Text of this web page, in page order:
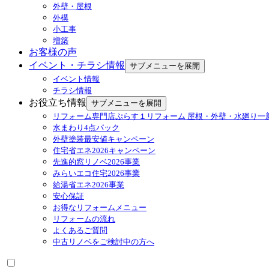
外壁・屋根
外構
小工事
増築
お客様の声
イベント・チラシ情報
サブメニューを展開
イベント情報
チラシ情報
お役立ち情報
サブメニューを展開
リフォーム専門店ぷらす１リフォーム 屋根・外壁・水廻り一
水まわり4点パック
外壁塗装最安値キャンペーン
住宅省エネ2026キャンペーン
先進的窓リノベ2026事業
みらいエコ住宅2026事業
給湯省エネ2026事業
安心保証
お得なリフォームメニュー
リフォームの流れ
よくあるご質問
中古リノベをご検討中の方へ